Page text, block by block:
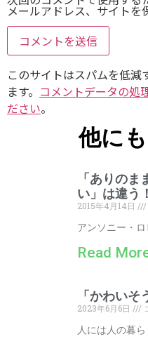
メールアドレス、サイトを
このサイトはスパムを低
ます。 コメントデータの処
ださい。
他に
「ありの
い」は違う
2015年4月14日
アンソニー・
Read
「かわい
2023年6月6日
人には人の暮